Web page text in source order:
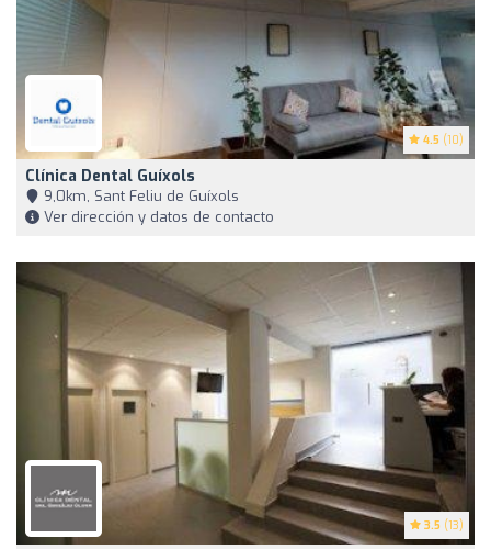
4.5 (10)
Clínica Dental Guíxols
9,0km, Sant Feliu de Guíxols
Ver dirección y datos de contacto
3.5 (13)